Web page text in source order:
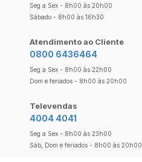
Seg a Sex - 8h00 às 20h00
Sábado - 8h00 às 16h30
Atendimento ao Cliente
0800 6436464
Seg a Sex - 8h00 às 22h00
Dom e feriados - 8h00 às 20h00
Televendas
4004 4041
Seg a Sex - 8h00 às 23h00
Sáb, Dom e feriados - 8h00 às 20h00